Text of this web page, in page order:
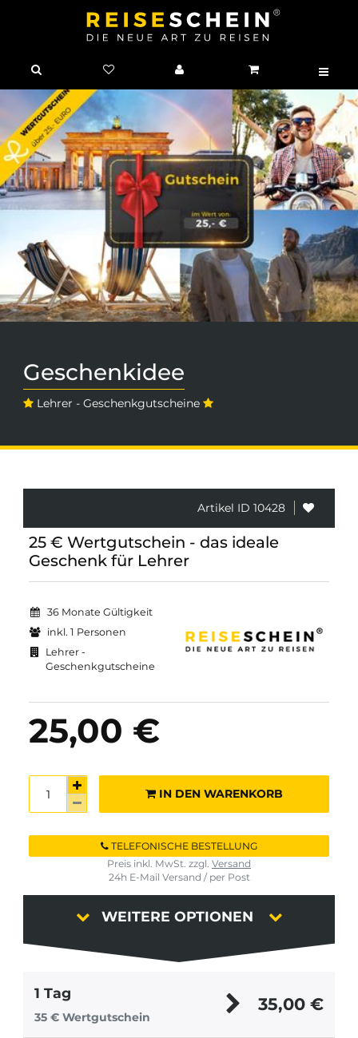
Geschenkidee
Lehrer - Geschenkgutscheine
Artikel ID 10428
25 € Wertgutschein - das ideale
Geschenk für Lehrer
36 Monate Gültigkeit
inkl. 1 Personen
Lehrer -
Geschenkgutscheine
25,00 €
IN DEN WARENKORB
TELEFONISCHE BESTELLUNG
Preis inkl. MwSt. zzgl. Versand
24h E-Mail Versand / per Post
WEITERE OPTIONEN
1 Tag
35 € Wertgutschein
35,00 €